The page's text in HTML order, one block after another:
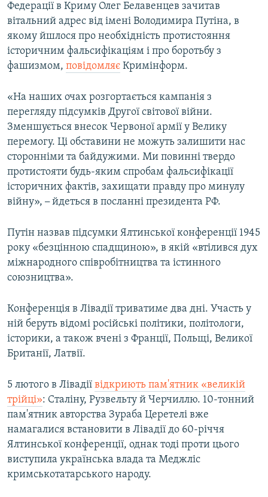
Федерації в Криму Олег Белавенцев зачитав
вітальний адрес від імені Володимира Путіна, в
якому йшлося про необхідність протистояння
історичним фальсифікаціям і про боротьбу з
фашизмом, повідомляє Кримінформ.
«На наших очах розгортається кампанія з
перегляду підсумків Другої світової війни.
Зменшується внесок Червоної армії у Велику
перемогу. Ці обставини не можуть залишити нас
сторонніми та байдужими. Ми повинні твердо
протистояти будь-яким спробам фальсифікації
історичних фактів, захищати правду про минулу
війну», –йдеться в посланні президента РФ.
Путін назвав підсумки Ялтинської конференції 1945
року «безцінною спадщиною», в якій «втілився дух
міжнародного співробітництва та істинного
союзництва».
Конференція в Лівадії триватиме два дні. Участь у
ній беруть відомі російські політики, політологи,
історики, а також вчені з Франції, Польщі, Великої
Британії, Латвії.
5 лютого в Лівадії відкриють пам'ятник «великій
трійці»: Сталіну, Рузвельту й Черчиллю. 10-тонний
пам'ятник авторства Зураба Церетелі вже
намагалися встановити в Лівадії до 60-річчя
Ялтинської конференції, однак тоді проти цього
виступила українська влада та Меджліс
кримськотатарського народу.